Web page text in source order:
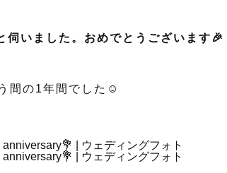
伺いました。おめでとうございます
間の1年間でした☺️